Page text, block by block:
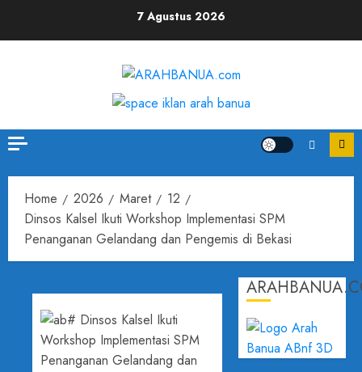
7 Agustus 2026
Home 2026 Maret
12
Dinsos Kalsel Ikuti Workshop Implementasi SPM
Penanganan Gelandang dan Pengemis di Bekasi